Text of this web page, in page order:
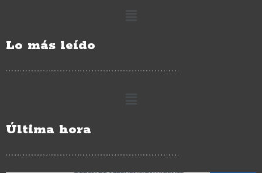
Lo más leído
Última hora